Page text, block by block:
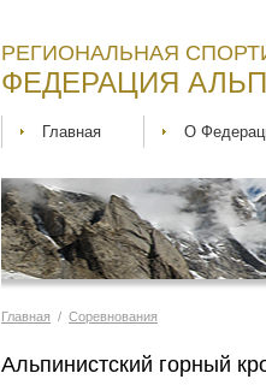
РЕГИОНАЛЬНАЯ
ФЕДЕРАЦИЯ
Главная О
Главная / Соревнования
Альпинистский горный